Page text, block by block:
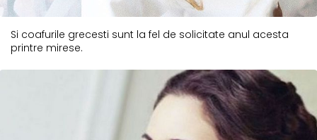
Si coafurile grecesti sunt la fel de solicitate anul acesta
printre mirese.